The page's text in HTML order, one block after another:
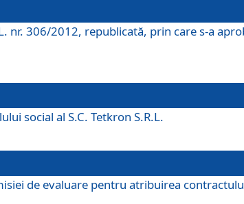
nr. 306/2012, republicată, prin care s-a
social al S.C. Tetkron S.R.L.
de evaluare pentru atribuirea